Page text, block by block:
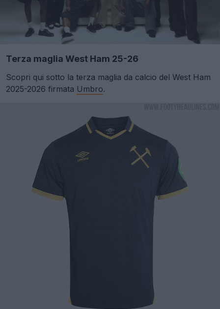
Terza maglia West Ham 25-26
Scopri qui sotto la terza maglia da calcio del West Ham
2025-2026 firmata Umbro.